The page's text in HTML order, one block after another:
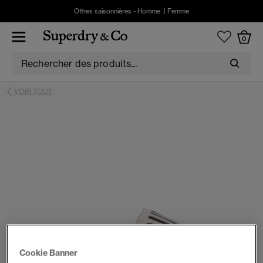
Offres saisonnières - Homme Femme
0
VOIR TOUT
Cookie Banner